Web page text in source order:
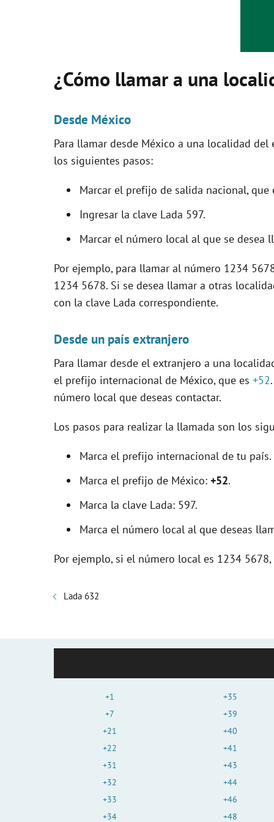
d
e
¿Cómo llamar a una
Desde México
Para llamar desde México a una localidad
los siguientes pasos:
Marcar el prefijo de salida nacional, que
Ingresar la clave Lada 597.
Marcar el número local al que se desea
Por ejemplo, para llamar al número 1234
1234 5678. Si se desea llamar a otras
con la clave Lada correspondiente.
Desde un país extranjero
Para llamar desde el extranjero a una
el prefijo internacional de México, que es +52
número local que deseas contactar.
Los pasos para realizar la llamada son los
Marca el prefijo internacional de tu país.
Marca el prefijo de México: +52.
Marca la clave Lada: 597.
Marca el número local al que deseas
Por ejemplo, si el número local es 1234
Lada 632
+1
+7
+21
+22
+31
+32
+33
+34
+35
+39
+40
+41
+43
+44
+46
+48